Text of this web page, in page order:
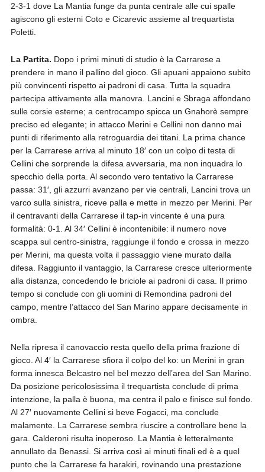
2-3-1 dove La Mantia funge da punta centrale alle cui spalle
agiscono gli esterni Coto e Cicarevic assieme al trequartista
Poletti.
La Partita. Dopo i primi minuti di studio è la Carrarese a
prendere in mano il pallino del gioco. Gli apuani appaiono subito
più convincenti rispetto ai padroni di casa. Tutta la squadra
partecipa attivamente alla manovra. Lancini e Sbraga affondano
sulle corsie esterne; a centrocampo spicca un Gnahorè sempre
preciso ed elegante; in attacco Merini e Cellini non danno mai
punti di riferimento alla retroguardia dei titani. La prima chance
per la Carrarese arriva al minuto 18′ con un colpo di testa di
Cellini che sorprende la difesa avversaria, ma non inquadra lo
specchio della porta. Al secondo vero tentativo la Carrarese
passa: 31′, gli azzurri avanzano per vie centrali, Lancini trova un
varco sulla sinistra, riceve palla e mette in mezzo per Merini. Per
il centravanti della Carrarese il tap-in vincente è una pura
formalità: 0-1. Al 34′ Cellini è incontenibile: il numero nove
scappa sul centro-sinistra, raggiunge il fondo e crossa in mezzo
per Merini, ma questa volta il passaggio viene murato dalla
difesa. Raggiunto il vantaggio, la Carrarese cresce ulteriormente
alla distanza, concedendo le briciole ai padroni di casa. Il primo
tempo si conclude con gli uomini di Remondina padroni del
campo, mentre l’attacco del San Marino appare decisamente in
ombra.
Nella ripresa il canovaccio resta quello della prima frazione di
gioco. Al 4′ la Carrarese sfiora il colpo del ko: un Merini in gran
forma innesca Belcastro nel bel mezzo dell’area del San Marino.
Da posizione pericolosissima il trequartista conclude di prima
intenzione, la palla è buona, ma centra il palo e finisce sul fondo.
Al 27′ nuovamente Cellini si beve Fogacci, ma conclude
malamente. La Carrarese sembra riuscire a controllare bene la
gara. Calderoni risulta inoperoso. La Mantia è letteralmente
annullato da Benassi. Si arriva così ai minuti finali ed è a quel
punto che la Carrarese fa harakiri, rovinando una prestazione